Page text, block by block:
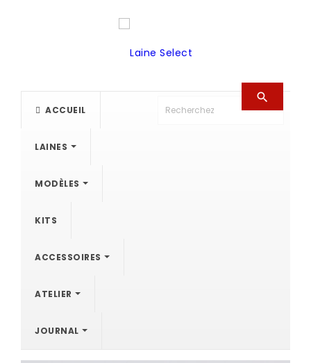
ACCUEIL
LAINES
MODÈLES
KITS
ACCESSOIRES
ATELIER
JOURNAL
